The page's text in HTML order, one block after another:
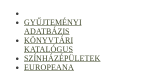
GYŰJTEMÉNYI
ADATBÁZIS
KÖNYVTÁRI
KATALÓGUS
SZÍNHÁZÉPÜLETEK
EUROPEANA